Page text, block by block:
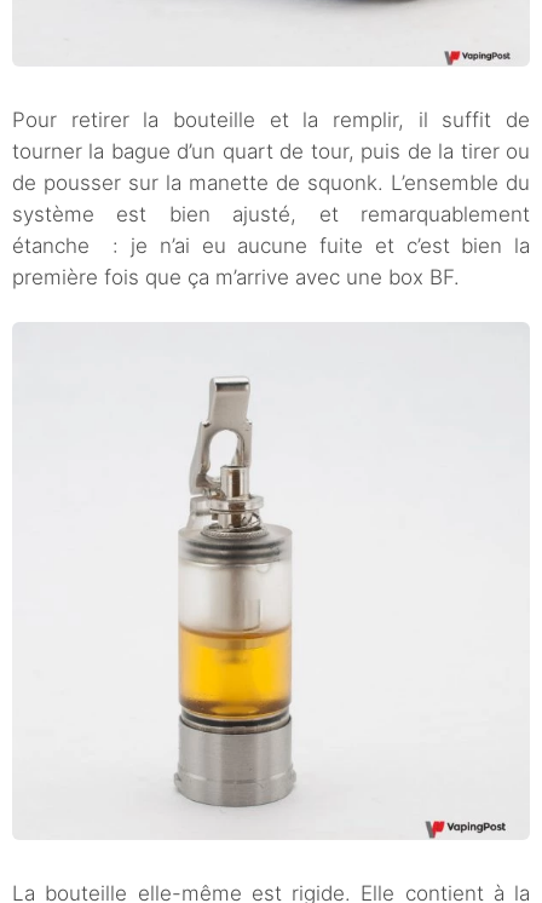
Pour retirer la bouteille et la remplir, il suffit de
tourner la bague d’un quart de tour, puis de la tirer ou
de pousser sur la manette de squonk. L’ensemble du
système est bien ajusté, et remarquablement
étanche : je n’ai eu aucune fuite et c’est bien la
première fois que ça m’arrive avec une box BF.
La bouteille elle-même est rigide. Elle contient à la